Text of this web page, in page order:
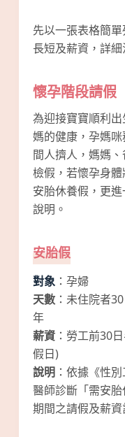
先以一張表格簡
長短及薪資，詳
懷孕階段請假
為迎接寶寶順利
媽的健康，孕媽
間人擠人，媽媽
檢假，若懷孕身
安胎休養假，更
說明。
安胎假
對象：孕婦
天數：未住院者
年
薪資：勞工前30
假日)
說明：依據《性
醫師診斷「需安
期間之請假及薪